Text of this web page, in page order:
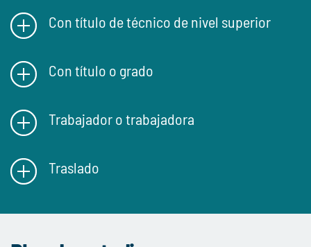
Con título de técnico de nivel superior
Con título o grado
Trabajador o trabajadora
Traslado